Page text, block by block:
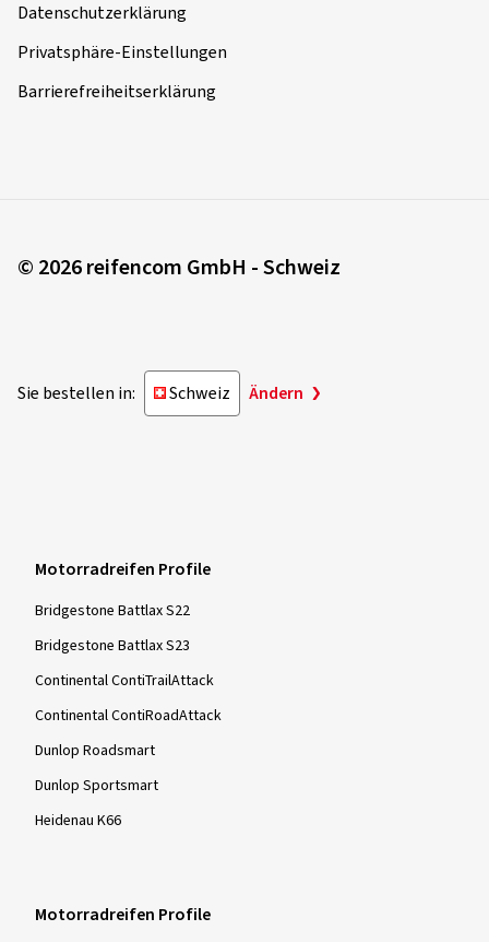
Datenschutzerklärung
Privatsphäre-Einstellungen
Barrierefreiheitserklärung
© 2026 reifencom GmbH - Schweiz
Sie bestellen in: Schweiz Ändern
Motorradreifen Profile
Bridgestone Battlax S22
Bridgestone Battlax S23
Continental ContiTrailAttack
Continental ContiRoadAttack
Dunlop Roadsmart
Dunlop Sportsmart
Heidenau K66
Motorradreifen Profile